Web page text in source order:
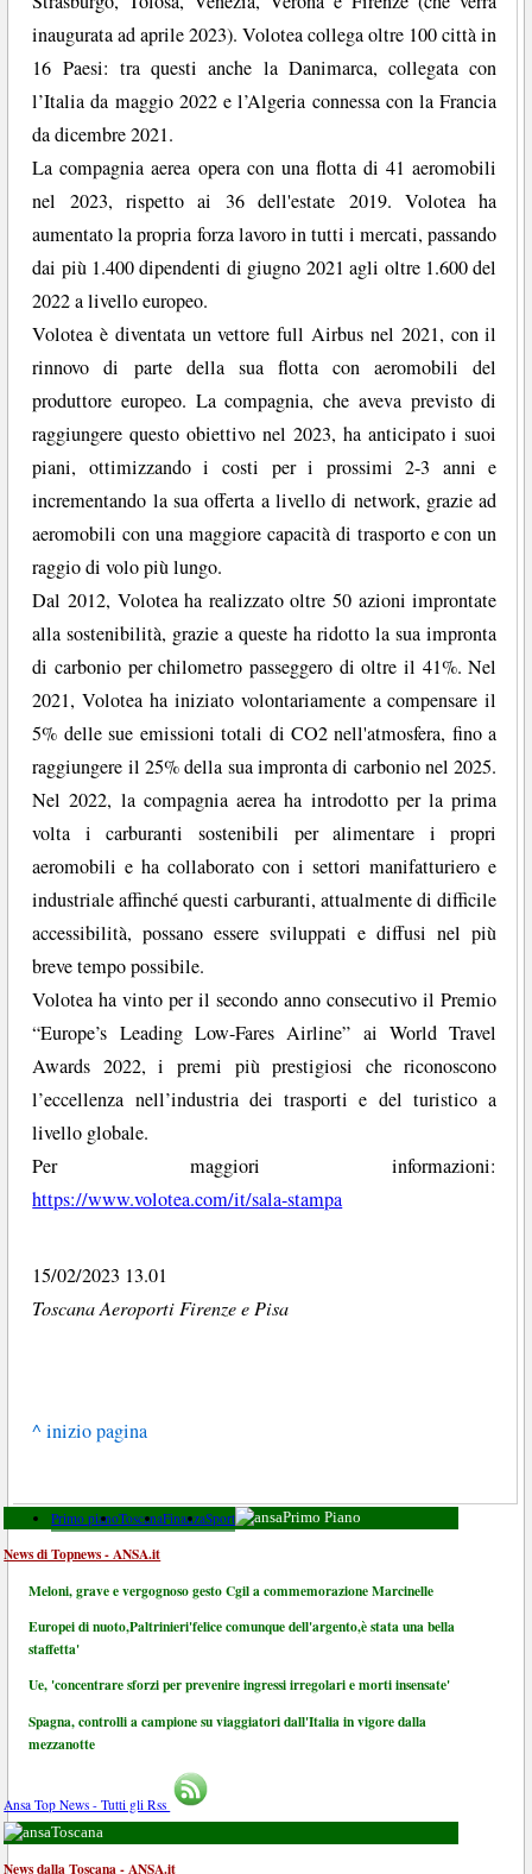
inaugurata ad aprile 2023). Volotea collega oltre 100 città in
16 Paesi: tra questi anche la Danimarca, collegata con
l’Italia da maggio 2022 e l’Algeria connessa con la Francia
da dicembre 2021.
La compagnia aerea opera con una flotta di 41 aeromobili
nel 2023, rispetto ai 36 dell'estate 2019. Volotea ha
aumentato la propria forza lavoro in tutti i mercati, passando
dai più 1.400 dipendenti di giugno 2021 agli oltre 1.600 del
2022 a livello europeo.
Volotea è diventata un vettore full Airbus nel 2021, con il
rinnovo di parte della sua flotta con aeromobili del
produttore europeo. La compagnia, che aveva previsto di
raggiungere questo obiettivo nel 2023, ha anticipato i suoi
piani, ottimizzando i costi per i prossimi 2-3 anni e
incrementando la sua offerta a livello di network, grazie ad
aeromobili con una maggiore capacità di trasporto e con un
raggio di volo più lungo.
Dal 2012, Volotea ha realizzato oltre 50 azioni improntate
alla sostenibilità, grazie a queste ha ridotto la sua impronta
di carbonio per chilometro passeggero di oltre il 41%. Nel
2021, Volotea ha iniziato volontariamente a compensare il
5% delle sue emissioni totali di CO2 nell'atmosfera, fino a
raggiungere il 25% della sua impronta di carbonio nel 2025.
Nel 2022, la compagnia aerea ha introdotto per la prima
volta i carburanti sostenibili per alimentare i propri
aeromobili e ha collaborato con i settori manifatturiero e
industriale affinché questi carburanti, attualmente di difficile
accessibilità, possano essere sviluppati e diffusi nel più
breve tempo possibile.
Volotea ha vinto per il secondo anno consecutivo il Premio
“Europe’s Leading Low-Fares Airline” ai World Travel
Awards 2022, i premi più prestigiosi che riconoscono
l’eccellenza nell’industria dei trasporti e del turistico a
livello globale.
Per maggiori informazioni:
https://www.volotea.com/it/sala-stampa
15/02/2023 13.01
Toscana Aeroporti Firenze e Pisa
^ inizio pagina
Primo pianoToscanaFinanzaSport Primo Piano
News di Topnews - ANSA.it
Meloni, grave e vergognoso gesto Cgil a commemorazione Marcinelle
Europei di nuoto,Paltrinieri'felice comunque dell'argento,è stata una bella
staffetta'
Ue, 'concentrare sforzi per prevenire ingressi irregolari e morti insensate'
Spagna, controlli a campione su viaggiatori dall'Italia in vigore dalla
mezzanotte
Ansa Top News - Tutti gli Rss
Toscana
News dalla Toscana - ANSA.it